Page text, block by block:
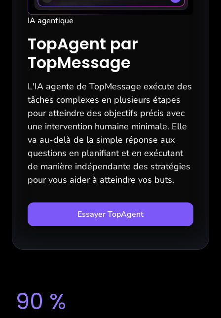
IA agentique
TopAgent par
TopMessage
L'IA agente de TopMessage exécute des
tâches complexes en plusieurs étapes
pour atteindre des objectifs précis avec
une intervention humaine minimale. Elle
va au-delà de la simple réponse aux
questions en planifiant et en exécutant
de manière indépendante des stratégies
pour vous aider à atteindre vos buts.
Essayer TopAgent
90 %